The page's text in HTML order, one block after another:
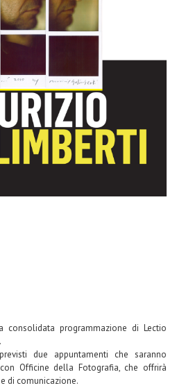
programmazione di Lectio
due appuntamenti che saranno
Officine della Fotografia, che offrirà
di comunicazione.